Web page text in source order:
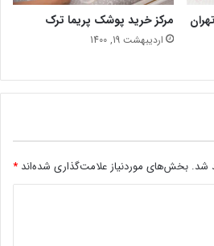
مرکز خرید پوشک پریما ترک
اردیبهشت 19, 1400
شد. بخش‌های موردنیاز علامت‌گذاری شده‌اند *